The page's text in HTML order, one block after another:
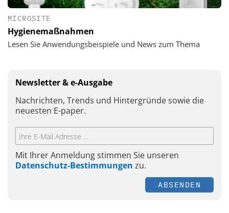
MICROSITE
Hygienemaßnahmen
Lesen Sie Anwendungsbeispiele und News zum Thema
Newsletter & e-Ausgabe
Nachrichten, Trends und Hintergründe sowie die
neuesten E-paper.
Mit Ihrer Anmeldung stimmen Sie unseren
Datenschutz-Bestimmungen zu.
ABSENDEN